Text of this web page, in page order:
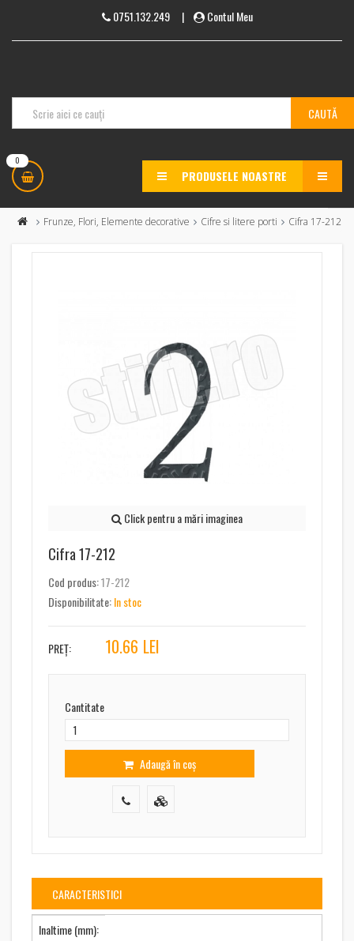
0751.132.249| Contul Meu
0
PRODUSELE NOASTRE MENU
Frunze, Flori, Elemente decorative Cifre si litere porti Cifra 17-212
Click pentru a mări imaginea
Cifra 17-212
Cod produs:17-212
Disponibilitate:In stoc
PREȚ: 10.66 LEI
Cantitate
Adaugă în coș
CARACTERISTICI
Inaltime (mm):